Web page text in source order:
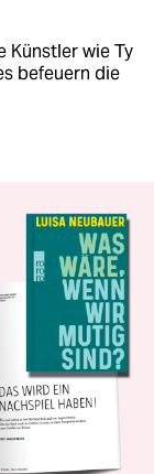
Künstler wie Ty
befeuern die